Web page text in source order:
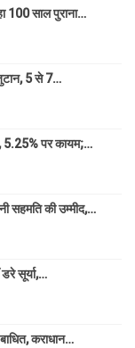
100 साल पुराना…
5 से 7…
5.25% पर कायम;…
सहमति की उम्मीद,…
सूर्या,…
कराधान…